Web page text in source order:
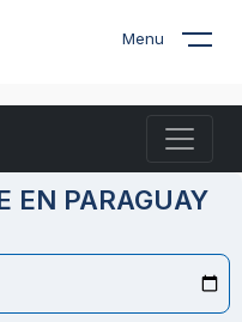
Menu
EN PARAGUAY